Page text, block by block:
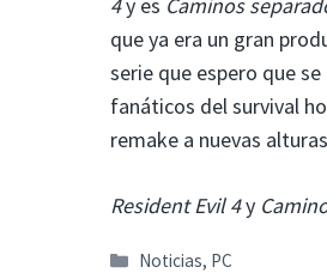
que ya era un gran
serie que espero que
fanáticos del survival
remake a nuevas
Resident Evil 4y
Categorías
Noticias, PC